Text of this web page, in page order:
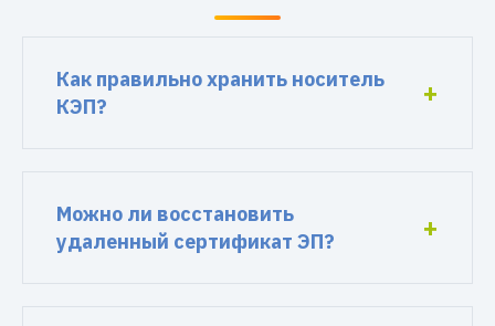
Как правильно хранить носитель
КЭП?
Можно ли восстановить
удаленный сертификат ЭП?